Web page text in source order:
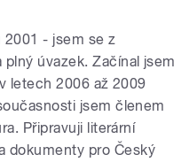
2001 - jsem se z
úvazek. Začínal jsem
letech 2006 až 2009
jsem členem
Připravuji literární
dokumenty pro Český